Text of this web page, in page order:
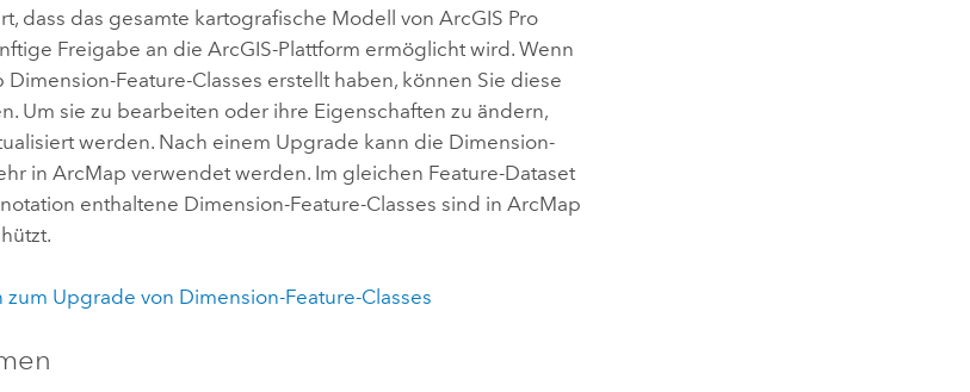
dass das gesamte kartografische Modell vonArcGIS Pro
Freigabe an die ArcGIS-Plattform ermöglicht wird. Wenn
Dimension-Feature-Classes erstellt haben, können Sie diese
Um sie zu bearbeiten oder ihre Eigenschaften zu ändern,
werden. Nach einem Upgrade kann die Dimension-
inArcMap verwendet werden. Im gleichen Feature-Dataset
enthaltene Dimension-Feature-Classes sind inArcMap
Upgrade von Dimension-Feature-Classes